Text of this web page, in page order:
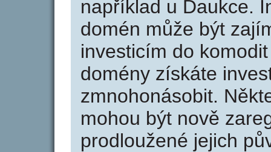
například u Daukce.
domén může být
investicím do
domény získáte
zmnohonásobit.
mohou být nově
prodloužené jejich